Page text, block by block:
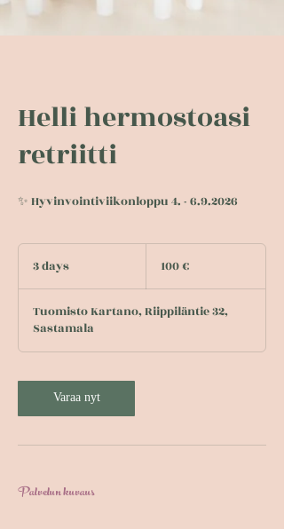
Helli hermostoasi
retriitti
✨ Hyvinvointiviikonloppu 4. - 6.9.2026
3 days
y
s
100 €
Tuomisto Kartano, Riippiläntie 32,
Sastamala
Varaa nyt
Palvelun kuvaus